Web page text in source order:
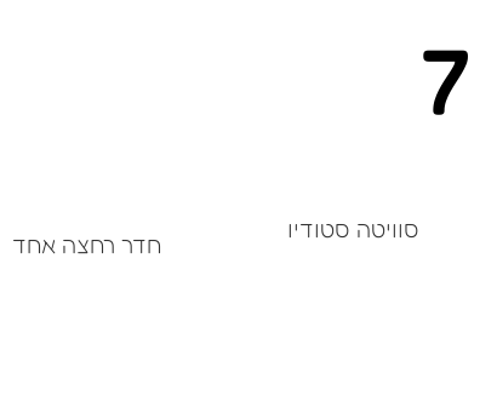
חדר רחצה אחד
סוויטה סטודיו